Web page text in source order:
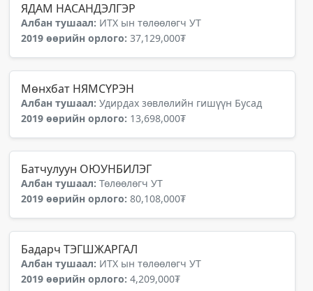
ЯДАМ НАСАНДЭЛГЭР
Албан тушаал: ИТХ ын төлөөлөгч УТ
2019 өөрийн орлого: 37,129,000₮
Мөнхбат НЯМСҮРЭН
Албан тушаал: Удирдах зөвлөлийн гишүүн Бусад
2019 өөрийн орлого: 13,698,000₮
Батчулуун ОЮУНБИЛЭГ
Албан тушаал: Төлөөлөгч УТ
2019 өөрийн орлого: 80,108,000₮
Бадарч ТЭГШЖАРГАЛ
Албан тушаал: ИТХ ын төлөөлөгч УТ
2019 өөрийн орлого: 4,209,000₮